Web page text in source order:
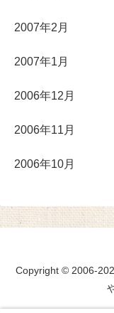
2007年2月
2007年1月
2006年12月
2006年11月
2006年10月
Copyright © 2006-